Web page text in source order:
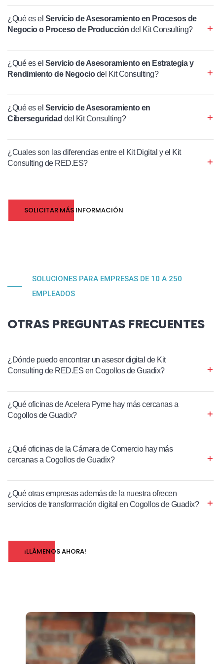
¿Qué es el Servicio de Asesoramiento en Procesos de
Negocio o Proceso de Producción del Kit Consulting?
¿Qué es el Servicio de Asesoramiento en Estrategia y
Rendimiento de Negociodel Kit Consulting?
¿Qué es el Servicio de Asesoramiento en
Ciberseguridad del Kit Consulting?
¿Cuales son las diferencias entre el Kit Digital y el Kit
Consulting de RED.ES?
SOLICITAR MÁS INFORMACIÓN
SOLUCIONES PARA EMPRESAS DE 10 A 250
EMPLEADOS
OTRAS PREGUNTAS FRECUENTES
¿Dónde puedo encontrar un asesor digital de Kit
Consulting de RED.ES en Cogollos de Guadix?
¿Qué oficinas de Acelera Pyme hay más cercanas a
Cogollos de Guadix?
¿Qué oficinas de la Cámara de Comercio hay más
cercanas a Cogollos de Guadix?
¿Qué otras empresas además de la nuestra ofrecen
servicios de transformación digital en Cogollos de Guadix?
¡LLÁMENOS AHORA!